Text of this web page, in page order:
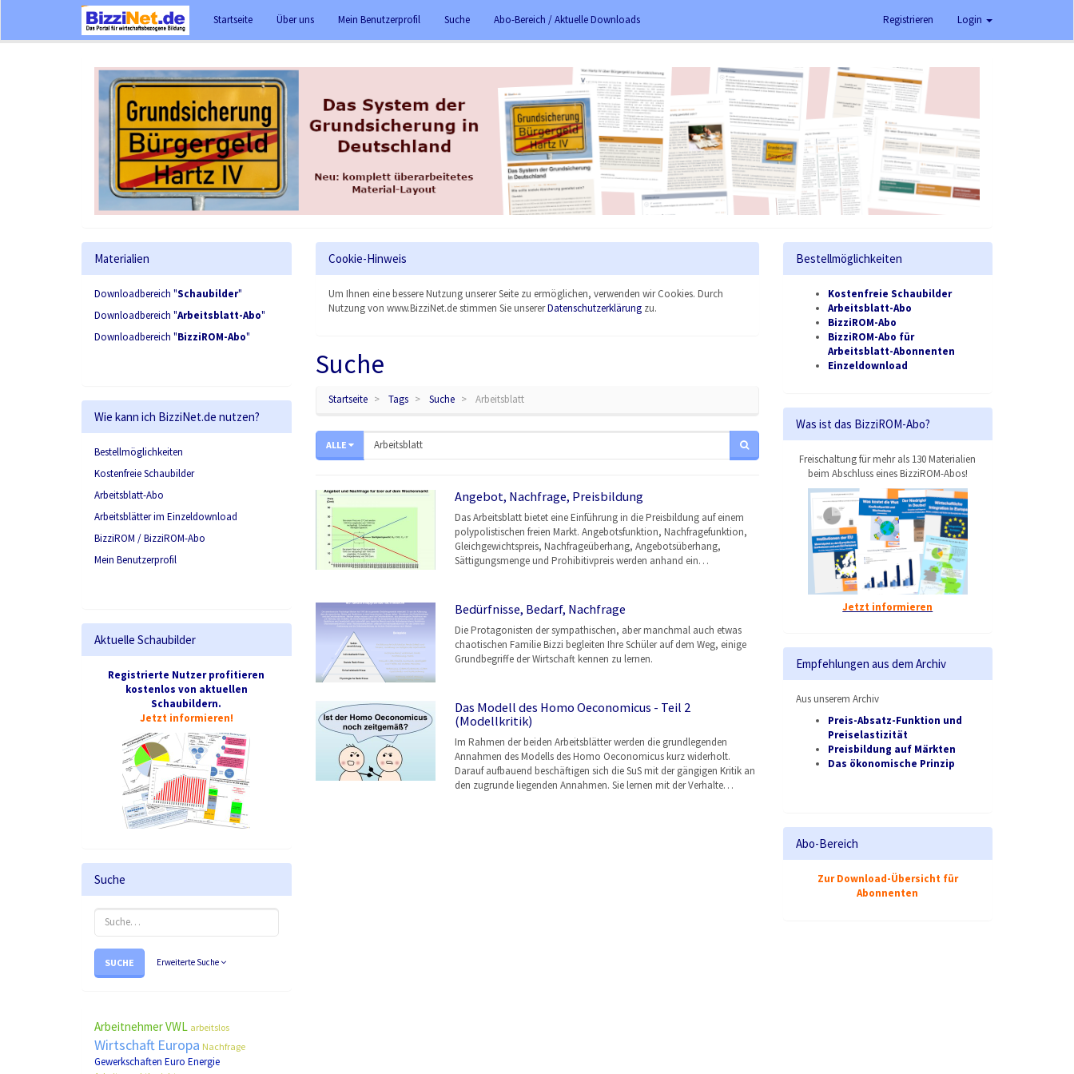
Startseite Über uns Mein Benutzerprofil Suche Abo-Bereich / Aktuelle Downloads Registrieren Login
Materialien
Downloadbereich "Schaubilder"
Downloadbereich "Arbeitsblatt-Abo"
Downloadbereich "BizziROM-Abo"
Wie kann ich BizziNet.de nutzen?
Bestellmöglichkeiten
Kostenfreie Schaubilder
Arbeitsblatt-Abo
Arbeitsblätter im Einzeldownload
BizziROM / BizziROM-Abo
Mein Benutzerprofil
Aktuelle Schaubilder
Registrierte Nutzer profitieren
kostenlos von aktuellen
Schaubildern.
Jetzt informieren!
Suche
SUCHE Erweiterte Suche
ArbeitnehmerVWL arbeitslos
Wirtschaft Europa Nachfrage
Gewerkschaften Euro Energie
Cookie-Hinweis
Um Ihnen eine bessere Nutzung unserer Seite zu ermöglichen, verwenden wir Cookies. Durch
Nutzung von www.BizziNet.de stimmen Sie unsererDatenschutzerklärungzu.
Suche
Startseite Tags Suche Arbeitsblatt
ALLE
Angebot, Nachfrage, Preisbildung
Das Arbeitsblatt bietet eine Einführung in die Preisbildung auf einem
polypolistischen freien Markt. Angebotsfunktion, Nachfragefunktion,
Gleichgewichtspreis, Nachfrageüberhang, Angebotsüberhang,
Sättigungsmenge und Prohibitivpreis werden anhand ein…
Bedürfnisse, Bedarf, Nachfrage
Die Protagonisten der sympathischen, aber manchmal auch etwas
chaotischen Familie Bizzi begleiten Ihre Schüler auf dem Weg, einige
Grundbegriffe der Wirtschaft kennen zu lernen.
Das Modell des Homo Oeconomicus - Teil 2
(Modellkritik)
Im Rahmen der beiden Arbeitsblätter werden die grundlegenden
Annahmen des Modells des Homo Oeconomicus kurz widerholt.
Darauf aufbauend beschäftigen sich die SuS mit der gängigen Kritik an
den zugrunde liegenden Annahmen. Sie lernen mit der Verhalte…
Bestellmöglichkeiten
Kostenfreie Schaubilder
Arbeitsblatt-Abo
BizziROM-Abo
BizziROM-Abo für
Arbeitsblatt-Abonnenten
Einzeldownload
Was ist das BizziROM-Abo?
Freischaltung für mehr als 130 Materialien
beim Abschluss eines BizziROM-Abos!
Jetzt informieren
Empfehlungen aus dem Archiv
Aus unserem Archiv
Preis-Absatz-Funktion und
Preiselastizität
Preisbildung auf Märkten
Das ökonomische Prinzip
Abo-Bereich
Zur Download-Übersicht für
Abonnenten